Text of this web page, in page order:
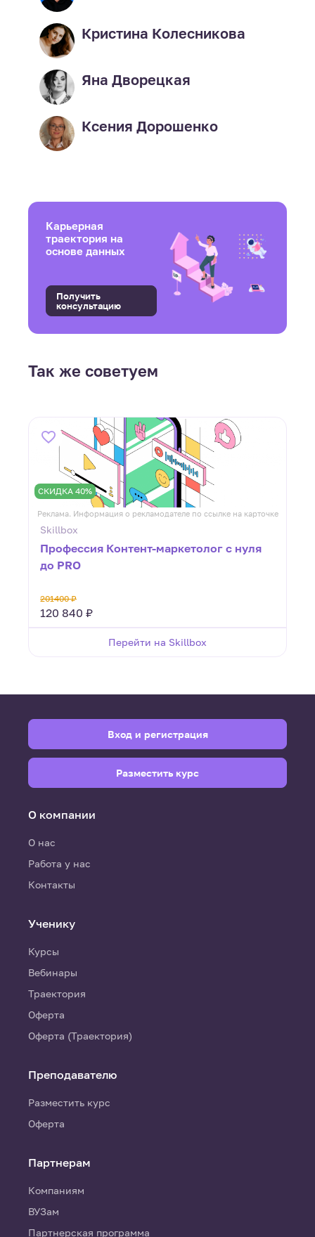
Кристина Колесникова
Яна Дворецкая
Ксения Дорошенко
Карьерная
траектория на
основе данных
Получить
консультацию
Так же советуем
СКИДКА 40%
Реклама. Информация о рекламодателе по ссылке на карточке
Skillbox
Профессия Контент-маркетолог с нуля
до PRO
201400 ₽
120 840 ₽
Перейти на Skillbox
О компании
О нас
Работа у нас
Контакты
Ученику
Курсы
Вебинары
Траектория
Оферта
Оферта (Траектория)
Преподавателю
Разместить курс
Оферта
Партнерам
Компаниям
ВУЗам
Партнерская программа
Вход и регистрация
Разместить курс